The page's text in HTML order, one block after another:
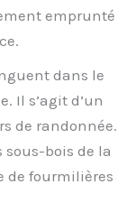
emprunté
dans le
Il s’agit d’un
de randonnée.
bois de la
de fourmilières